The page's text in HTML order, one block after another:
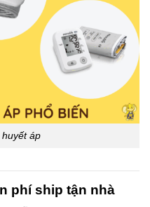
áp
phí ship tận nhà